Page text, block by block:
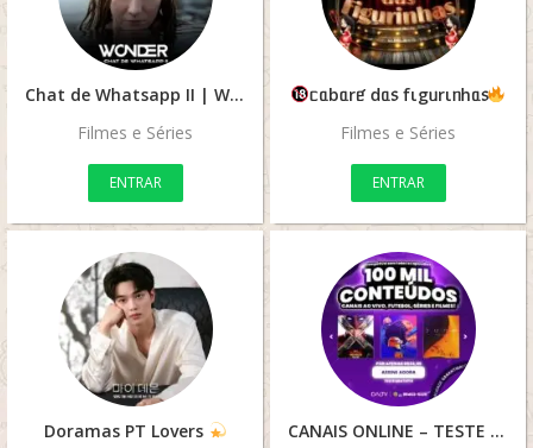
Chat de Whatsapp II | Wonder
Filmes e Séries
ENTRAR
ᥴᥲbᥲrᥱ́ dᥲ᥉ fιgᥙrιᥒhᥲ᥉
Filmes e Séries
ENTRAR
Doramas PT Lovers
CANAIS ONLINE – TESTE GRÁTIS